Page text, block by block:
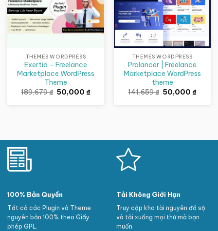
THEMES WORDPRESS
Exertio – Freelance
Marketplace WordPress
Theme
189,679₫ Giá
gốc
50,000₫Giá
THEMES WORDPRESS
Prolancer | Freelance
Marketplace WordPress
theme
141,659₫ Giá
gốc
50,000₫Giá
100% Bản Quyền
Tất cả các Plugin và Theme
nguyên bản 100% theo Giấy
phép GPL.
Tải Không Giới Hạn
Truy cập kho tài nguyên đồ sộ
và tải xuống mọi thứ mà bạn
muốn.